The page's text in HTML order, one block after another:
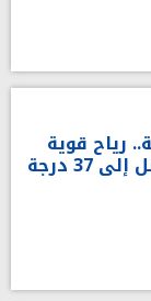
رياح قوية
37 درجة